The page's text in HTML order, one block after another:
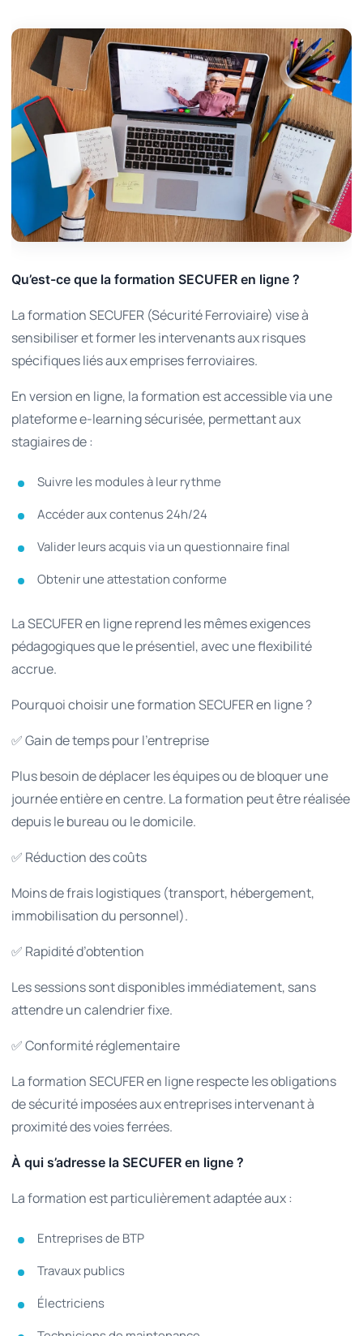
Qu’est-ce que la formation SECUFER en ligne ?
La formation SECUFER (Sécurité Ferroviaire) vise à
sensibiliser et former les intervenants aux risques
spécifiques liés aux emprises ferroviaires.
En version en ligne, la formation est accessible via une
plateforme e-learning sécurisée, permettant aux
stagiaires de :
Suivre les modules à leur rythme
Accéder aux contenus 24h/24
Valider leurs acquis via un questionnaire final
Obtenir une attestation conforme
La SECUFER en ligne reprend les mêmes exigences
pédagogiques que le présentiel, avec une flexibilité
accrue.
Pourquoi choisir une formation SECUFER en ligne ?
✅ Gain de temps pour l’entreprise
Plus besoin de déplacer les équipes ou de bloquer une
journée entière en centre. La formation peut être réalisée
depuis le bureau ou le domicile.
✅ Réduction des coûts
Moins de frais logistiques (transport, hébergement,
immobilisation du personnel).
✅ Rapidité d’obtention
Les sessions sont disponibles immédiatement, sans
attendre un calendrier fixe.
✅ Conformité réglementaire
La formation SECUFER en ligne respecte les obligations
de sécurité imposées aux entreprises intervenant à
proximité des voies ferrées.
À qui s’adresse la SECUFER en ligne ?
La formation est particulièrement adaptée aux :
Entreprises de BTP
Travaux publics
Électriciens